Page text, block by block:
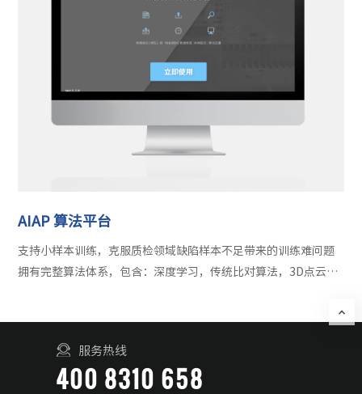
AIAP 算法平台
支持小样本训练，克服质检领域缺陷样本不足带来的训练难问题
拥有完整算法体系，包含：深度学习，传统比对算法，3D点云等
服务热线
400 8310 658